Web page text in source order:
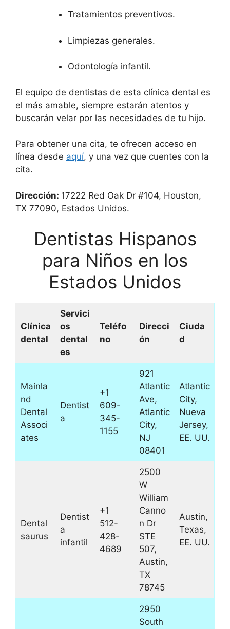
Tratamientos preventivos.
Limpiezas generales.
Odontología infantil.
El equipo de dentistas de esta clínica dental es
el más amable, siempre estarán atentos y
buscarán velar por las necesidades de tu hijo.
Para obtener una cita, te ofrecen acceso en
línea desde aquí, y una vez que cuentes con la
cita.
Dirección: 17222 Red Oak Dr #104, Houston,
TX 77090, Estados Unidos.
Dentistas Hispanos
para Niños en los
Estados Unidos
Clínica
dental
Servici
os
dental
es
Teléfo
no
Direcci
ón
Ciuda
d
Mainla
nd
Dental
Associ
ates
Dentist
a
+1
609-
345-
1155
921
Atlantic
Ave,
Atlantic
City,
NJ
08401
Atlantic
City,
Nueva
Jersey,
EE. UU.
Dental
saurus
Dentist
a
infantil
+1
512-
428-
4689
2500
W
William
Canno
n Dr
STE
507,
Austin,
TX
78745
Austin,
Texas,
EE. UU.
2950
South